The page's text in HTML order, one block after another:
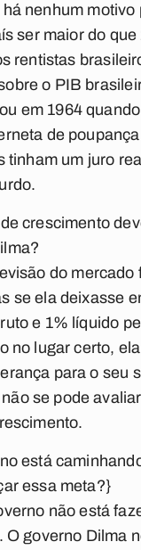
nenhum motivo
ser maior do
rentistas
o PIB
em 1964
de
tinham um juro
crescimento
do mercado
se ela deixasse
e 1% líquido
no lugar certo,
para o seu
se pode
está
essa meta?}
não está
O governo Dilma